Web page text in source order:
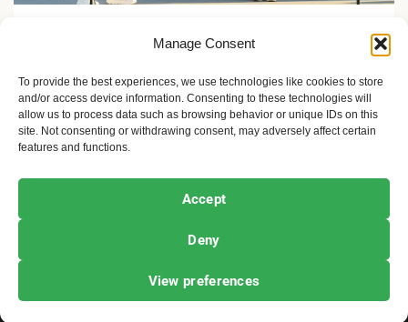
Manage Consent
To provide the best experiences, we use technologies like cookies to store
and/or access device information. Consenting to these technologies will
allow us to process data such as browsing behavior or unique IDs on this
site. Not consenting or withdrawing consent, may adversely affect certain
features and functions.
Accept
Deny
View preferences
minuta?
2 meseca ago Sandra Iršević
Ekologija i održivost
Copyright © All rights reserved.
themes.